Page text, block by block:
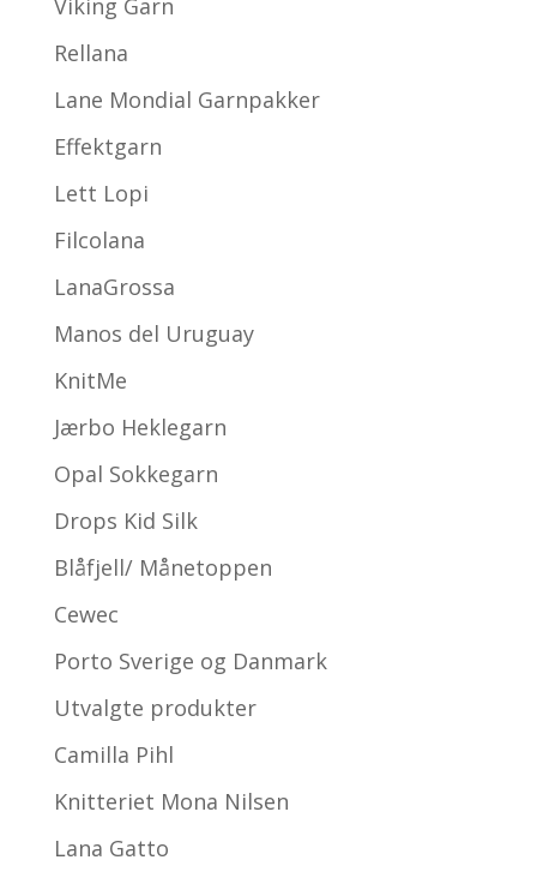
Viking Garn
Rellana
Lane Mondial Garnpakker
Effektgarn
Lett Lopi
Filcolana
LanaGrossa
Manos del Uruguay
KnitMe
Jærbo Heklegarn
Opal Sokkegarn
Drops Kid Silk
Blåfjell/ Månetoppen
Cewec
Porto Sverige og Danmark
Utvalgte produkter
Camilla Pihl
Knitteriet Mona Nilsen
Lana Gatto